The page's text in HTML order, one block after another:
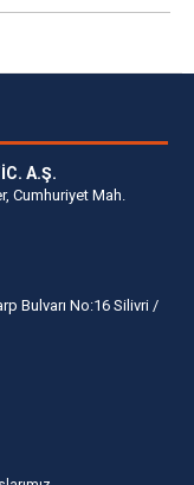
A.Ş.
Cumhuriyet Mah.
Bulvarı No:16 Silivri /